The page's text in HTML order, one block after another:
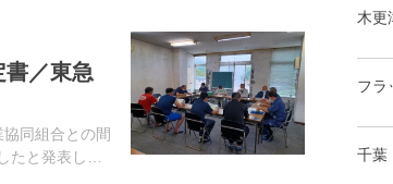
／東急
同組合との間
たと発表し
木更
フラ
千葉